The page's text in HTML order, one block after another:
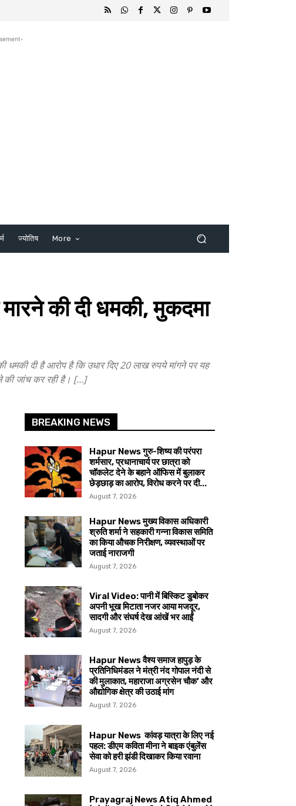
ज्योतिष More
की दी धमकी, मुकदमा
दी है आरोप है कि उधार दिए 20 लाख रुपये मांगने पर यह
की जांच कर रही है। […]
BREAKING NEWS
Hapur News गुरु-शिष्य की परंपरा
शर्मसार, प्रधानाचार्य पर छात्रा को
चॉकलेट देने के बहाने ऑफिस में बुलाकर
छेड़छाड़ का आरोप, विरोध करने पर दी...
August 7, 2026
Hapur News मुख्य विकास अधिकारी
श्रुति शर्मा ने सहकारी गन्ना विकास समिति
का किया औचक निरीक्षण, व्यवस्थाओं पर
जताई नाराजगी
August 7, 2026
Viral Video: पानी में बिस्किट डुबोकर
अपनी भूख मिटाता नजर आया मजदूर,
सादगी और संघर्ष देख आंखें भर आईं
August 7, 2026
Hapur News वैश्य समाज हापुड़ के
प्रतिनिधिमंडल ने मंत्री नंद गोपाल नंदी से
की मुलाकात, महाराजा अग्रसेन चौक’ और
औद्योगिक क्षेत्र की उठाई मांग
August 7, 2026
Hapur News कांवड़ यात्रा के लिए नई
पहल: डीएम कविता मीना ने बाइक एंबुलेंस
सेवा को हरी झंडी दिखाकर किया रवाना
August 7, 2026
Prayagraj News Atiq Ahmed